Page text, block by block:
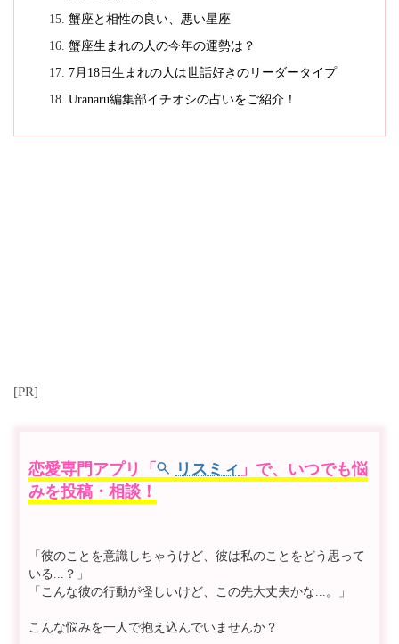
蟹座と相性の良い、悪い星座
蟹座生まれの人の今年の運勢は？
7月18日生まれの人は世話好きのリーダータイプ
Uranaru編集部イチオシの占いをご紹介！
[PR]
恋愛専門アプリ「 リスミィ 」で、いつでも悩
みを投稿・相談！
「彼のことを意識しちゃうけど、彼は私のことをどう思って
いる...？」
「こんな彼の行動が怪しいけど、この先大丈夫かな...。」
こんな悩みを一人で抱え込んでいませんか？